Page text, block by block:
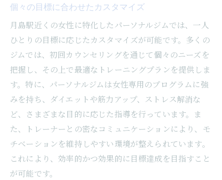
個々の目標に合わせたカスタマイズ
月島駅近くの女性に特化したパーソナルジムでは、一人
ひとりの目標に応じたカスタマイズが可能です。多くの
ジムでは、初回カウンセリングを通じて個々のニーズを
把握し、その上で最適なトレーニングプランを提供しま
す。特に、パーソナルジムは女性専用のプログラムに強
みを持ち、ダイエットや筋力アップ、ストレス解消な
ど、さまざまな目的に応じた指導を行っています。ま
た、トレーナーとの密なコミュニケーションにより、モ
チベーションを維持しやすい環境が整えられています。
これにより、効率的かつ効果的に目標達成を目指すこと
が可能です。